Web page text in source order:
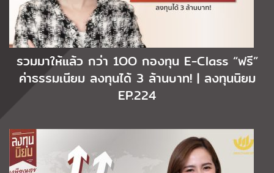
รวมมาให้แล้ว กว่า 1OO กองทุน E-Class “ฟรี”
ค่าธรรมเนียม ลงทุนได้ 3 ล้านบาท! | ลงทุนนิยม
EP.224